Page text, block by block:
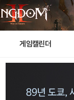
게임캘린더